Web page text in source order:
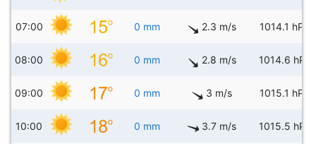
07:00 0 mm 2.3 m/s 1014.1 hPa
08:00 0 mm 2.8 m/s 1014.6 hPa
09:00 0 mm 3 m/s 1015.1 hPa
10:00 0 mm 3.7 m/s 1015.5 hPa